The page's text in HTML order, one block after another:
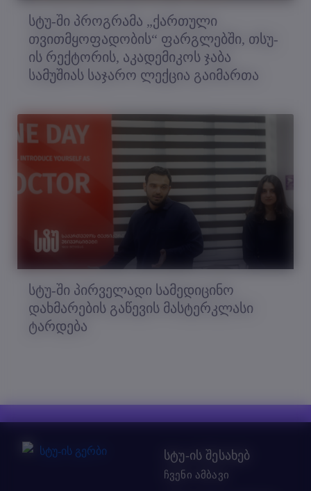
სტუ-ში პროგრამა „ქართული
თვითმყოფადობის“ ფარგლებში, თსუ-
ის რექტორის, აკადემიკოს ჯაბა
სამუშიას საჯარო ლექცია გაიმართა
სტუ-ში პირველადი სამედიცინო
დახმარების გაწევის მასტერკლასი
ტარდება
სტუ-ის შესახებ
ჩვენი ამბავი